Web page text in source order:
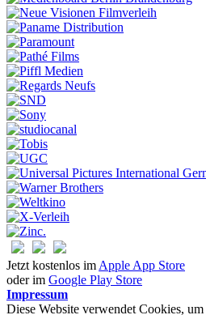
Jetzt kostenlos im Apple App Store
oder im Google Play Store
Impressum
Diese Website verwendet Cookies,